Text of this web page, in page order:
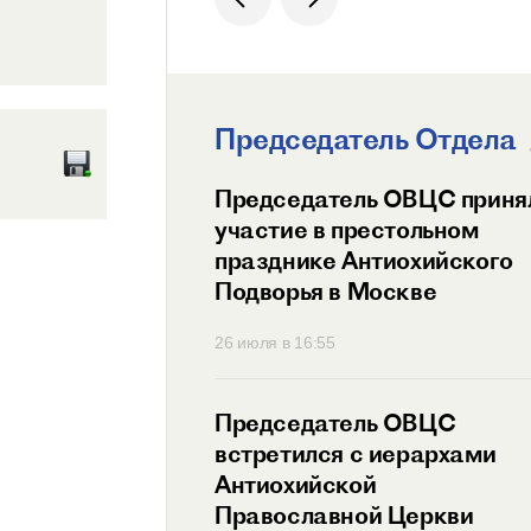
Председатель Отдела
Председатель ОВЦС
участие в престольном
празднике Антиохийского
Подворья в Москве
26 июля в 16:55
Председатель ОВЦС
встретился с иерархами
Антиохийской
Православной Церкви